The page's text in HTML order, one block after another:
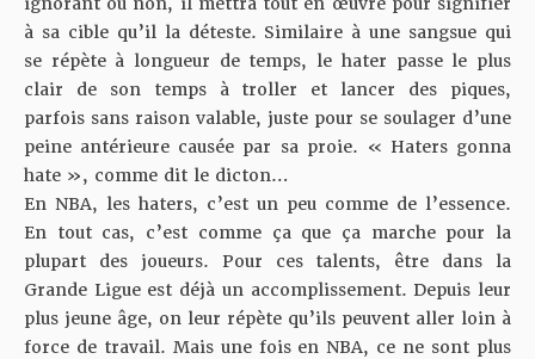
à sa cible qu’il la déteste. Similaire à une sangsue qui
se répète à longueur de temps, le hater passe le plus
clair de son temps à troller et lancer des piques,
parfois sans raison valable, juste pour se soulager d’une
peine antérieure causée par sa proie. « Haters gonna
hate », comme dit le dicton…
En NBA, les haters, c’est un peu comme de l’essence.
En tout cas, c’est comme ça que ça marche pour la
plupart des joueurs. Pour ces talents, être dans la
Grande Ligue est déjà un accomplissement. Depuis leur
plus jeune âge, on leur répète qu’ils peuvent aller loin à
force de travail. Mais une fois en NBA, ce ne sont plus